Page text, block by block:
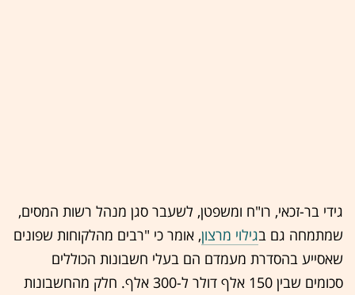
גידי בר-זכאי, רו"ח ומשפטן, לשעבר סגן מנהל רשות המסים,
שמתמחה גם בגילוי מרצון, אומר כי "רבים מהלקוחות שפונים
שאסייע בהסדרת מעמדם הם בעלי חשבונות הכוללים
סכומים שבין 150 אלף דולר ל-300 אלף. חלק מהחשבונות